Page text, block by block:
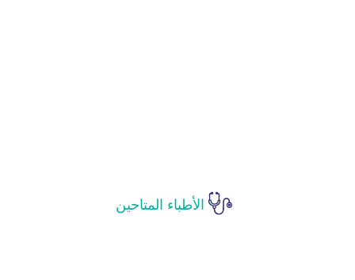
الأطباء المتاحين